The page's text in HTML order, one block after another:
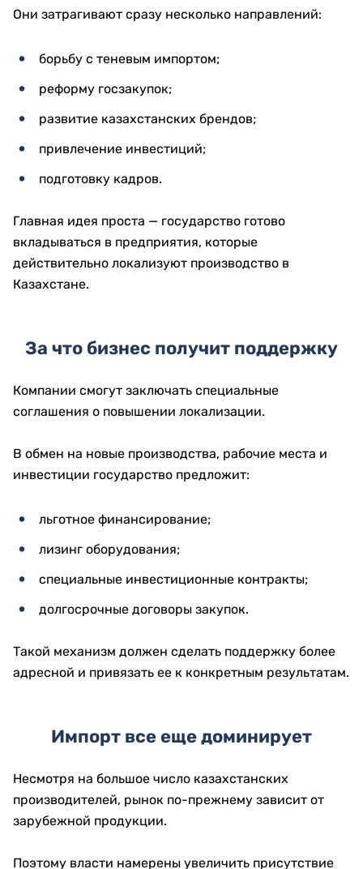
Они затрагивают сразу несколько направлений:
борьбу с теневым импортом;
реформу госзакупок;
развитие казахстанских брендов;
привлечение инвестиций;
подготовку кадров.
Главная идея проста — государство готово
вкладываться в предприятия, которые
действительно локализуют производство в
Казахстане.
За что бизнес получит поддержку
Компании смогут заключать специальные
соглашения о повышении локализации.
В обмен на новые производства, рабочие места и
инвестиции государство предложит:
льготное финансирование;
лизинг оборудования;
специальные инвестиционные контракты;
долгосрочные договоры закупок.
Такой механизм должен сделать поддержку более
адресной и привязать ее к конкретным результатам.
Импорт все еще доминирует
Несмотря на большое число казахстанских
производителей, рынок по-прежнему зависит от
зарубежной продукции.
Поэтому власти намерены увеличить присутствие